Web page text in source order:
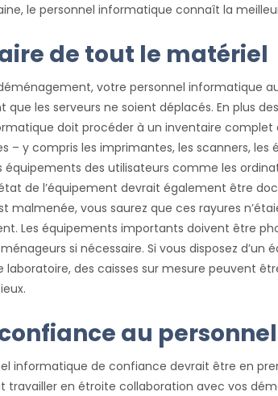
le personnel informatique connaît la
de tout le matériel
votre personnel informatique
que les serveurs ne soient déplacés. En plus
doit procéder à un inventaire complet
– y compris les imprimantes, les scanners, les
équipements des utilisateurs comme les
de l’équipement devrait également être
malmenée, vous saurez que ces rayures
Les équipements importants doivent être
si nécessaire. Si vous disposez
laboratoire, des caisses sur mesure peuvent
au
informatique de confiance devrait être en
travailler en étroite collaboration avec vos